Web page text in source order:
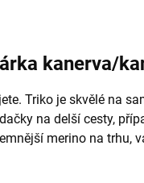
kanerva/
Triko je skvělé na
na delší cesty,
merino na trhu,